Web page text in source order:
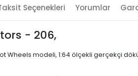
Seçenekleri Yorumlar
- 206,
modeli, 1:64 ölçekli gerçekçi